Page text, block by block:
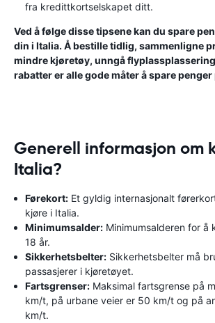
fra kredittkortselskapet ditt.
Ved å følge disse tipsene kan du spare
din i Italia. Å bestille tidlig, sammenligne
mindre kjøretøy, unngå
rabatter er alle gode måter å spare
Generell informasjon om
Italia?
Førekort: Et gyldig internasjonalt
kjøre i Italia.
Minimumsalder: Minimumsalderen for å
18 år.
Sikkerhetsbelter: Sikkerhetsbelter må
passasjerer i kjøretøyet.
Fartsgrenser: Maksimal fartsgrense på
km/t, på urbane veier er 50 km/t og på
km/t.